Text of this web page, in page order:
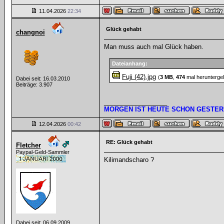
11.04.2026 22:34
changnoi
Dabei seit: 16.03.2010
Beiträge: 3.907
Glück gehabt
Man muss auch mal Glück haben.
Dateianhang:
Fuji (42).jpg (3 MB 474 mal
MORGEN IST HEUTE SCHON
12.04.2026 00:42
Fletcher
Paypal-Geld-Sammler
Dabei seit: 06.09.2009
RE: Glück gehabt
Kilimandscharo ?